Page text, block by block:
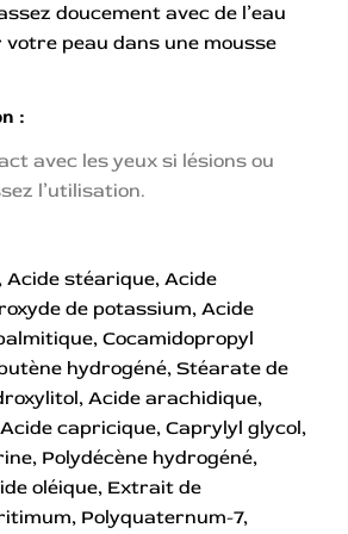
doucement avec de l’eau
votre peau dans une mousse
:
avec les yeux si lésions ou
l’utilisation.
Acide stéarique, Acide
de potassium, Acide
Cocamidopropyl
hydrogéné, Stéarate de
Acide arachidique,
capricique, Caprylyl glycol,
Polydécène hydrogéné,
oléique, Extrait de
Polyquaternum-7,